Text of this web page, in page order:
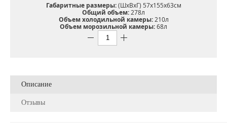
Габаритные размеры:(ШхВхГ) 57х155х63см
Общий объем:278л
Объем холодильной камеры:210л
Объем морозильной камеры:68л
Описание
Отзывы